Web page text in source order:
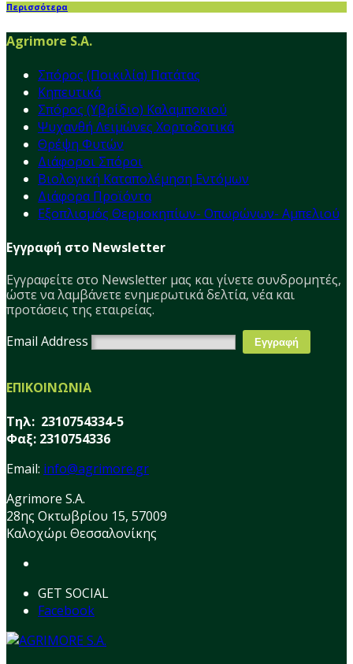
Περισσότερα
Agrimore S.A.
Σπόρος (Ποικιλία) Πατάτας
Κηπευτικά
Σπόρος (Υβρίδιο) Καλαμποκιού
Ψυχανθή Λειμώνες Χορτοδοτικά
Θρέψη Φυτών
Διάφοροι Σπόροι
Βιολογική Καταπολέμηση Εντόμων
Διάφορα Προϊόντα
Εξοπλισμός Θερμοκηπίων- Οπωρώνων- Αμπελιού
Εγγραφή στο Newsletter
Εγγραφείτε στο Νewsletter μας και γίνετε συνδρομητές,
ώστε να λαμβάνετε ενημερωτικά δελτία, νέα και
προτάσεις της εταιρείας.
Email Address
ΕΠΙΚΟΙΝΩΝΙΑ
Τηλ: 2310754334-5
Φαξ: 2310754336
Email: info@agrimore.gr
Agrimore S.A.
28ης Οκτωβρίου 15, 57009
Καλοχώρι Θεσσαλονίκης
GET SOCIAL
Facebook